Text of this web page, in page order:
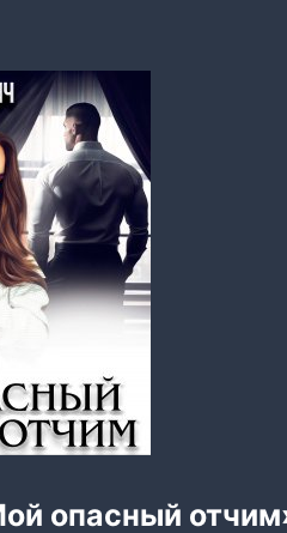
опасный